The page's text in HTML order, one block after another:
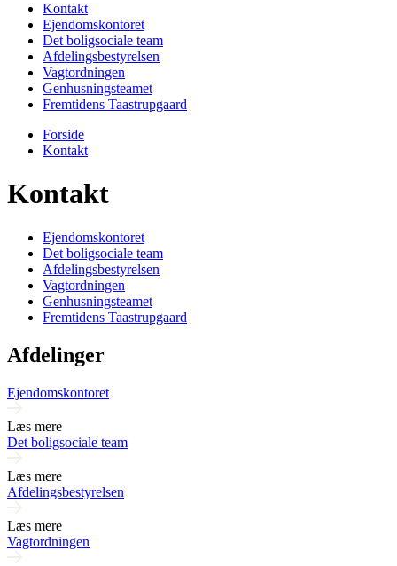
Kontakt
Ejendomskontoret
Det boligsociale team
Afdelingsbestyrelsen
Vagtordningen
Genhusningsteamet
Fremtidens Taastrupgaard
Forside
Kontakt
Kontakt
Ejendomskontoret
Det boligsociale team
Afdelingsbestyrelsen
Vagtordningen
Genhusningsteamet
Fremtidens Taastrupgaard
Afdelinger
Ejendomskontoret
Læs mere
Det boligsociale team
Læs mere
Afdelingsbestyrelsen
Læs mere
Vagtordningen